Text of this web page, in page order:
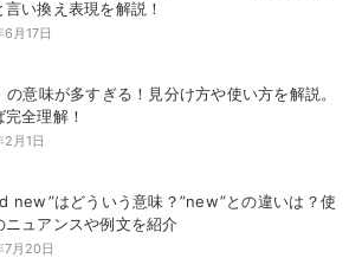
言い換え表現を解説！
月17日
の意味が多すぎる！見分け方や使い方を解説。
全理解！
月1日
new”はどういう意味？”new”との違いは？使
ニュアンスや例文を紹介
月20日